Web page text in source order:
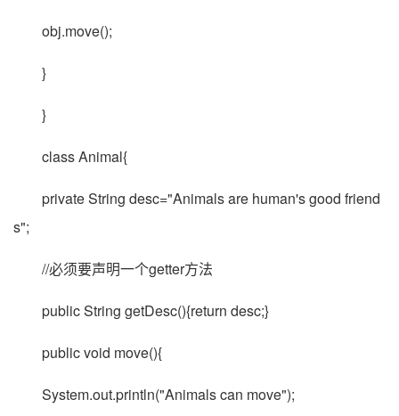
obj.move();
}
}
class Animal{
private String desc="Animals are human's good friend
s";
//必须要声明一个getter方法
public String getDesc(){return desc;}
public void move(){
System.out.println("Animals can move");